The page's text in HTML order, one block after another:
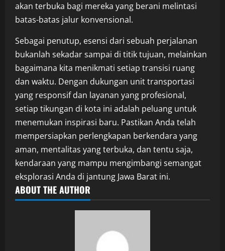
akan terbuka bagi mereka yang berani melintasi
batas-batas jalur konvensional.
Sebagai penutup, esensi dari sebuah perjalanan
bukanlah sekadar sampai di titik tujuan, melainkan
bagaimana kita menikmati setiap transisi ruang
dan waktu. Dengan dukungan unit transportasi
yang responsif dan layanan yang profesional,
setiap tikungan di kota ini adalah peluang untuk
menemukan inspirasi baru. Pastikan Anda telah
mempersiapkan perlengkapan berkendara yang
aman, mentalitas yang terbuka, dan tentu saja,
kendaraan yang mampu mengimbangi semangat
eksplorasi Anda di jantung Jawa Barat ini.
ABOUT THE AUTHOR